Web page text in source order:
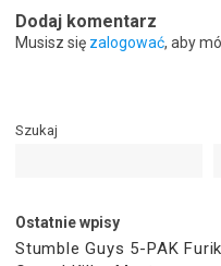
Dodaj komentarz
Musisz się zalogować, aby
Szukaj
Ostatnie wpisy
Stumble Guys 5-PAK